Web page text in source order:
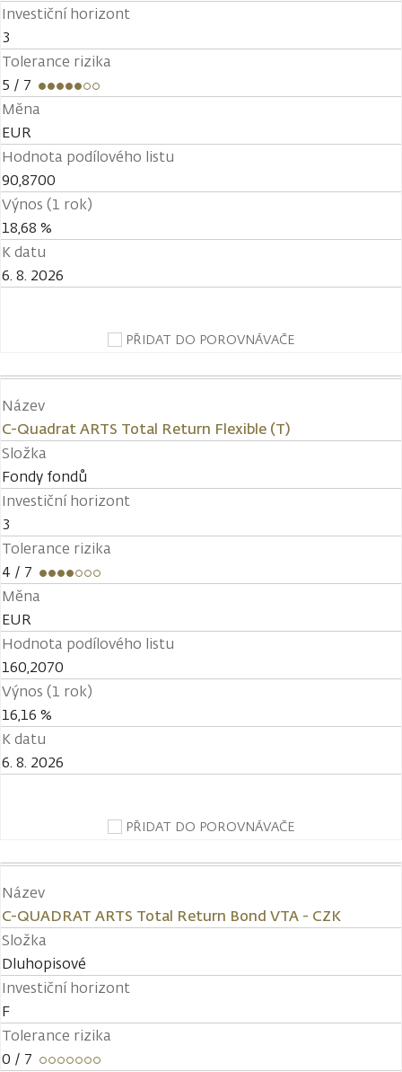
Investiční horizont
3
Tolerance rizika
5 / 7
Měna
EUR
Hodnota podílového listu
90,8700
Výnos (1 rok)
18,68 %
K datu
6. 8. 2026
PŘIDAT DO POROVNÁVAČE
Název
C-Quadrat ARTS Total Return Flexible (T)
Složka
Fondy fondů
Investiční horizont
3
Tolerance rizika
4 / 7
Měna
EUR
Hodnota podílového listu
160,2070
Výnos (1 rok)
16,16 %
K datu
6. 8. 2026
PŘIDAT DO POROVNÁVAČE
Název
C-QUADRAT ARTS Total Return Bond VTA - CZK
Složka
Dluhopisové
Investiční horizont
F
Tolerance rizika
0 / 7